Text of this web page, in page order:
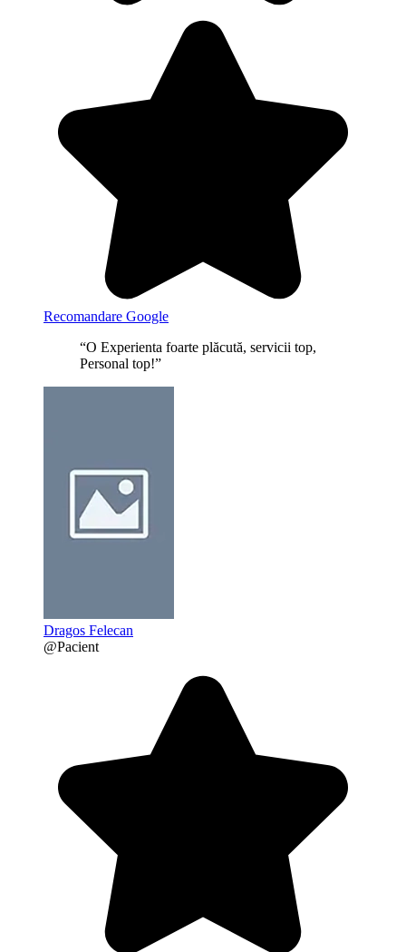
Recomandare Google
“O Experienta foarte plăcută, servicii top,
Personal top!”
Dragos Felecan
@Pacient